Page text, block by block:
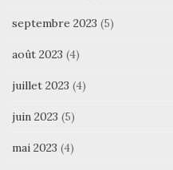
septembre 2023 (5)
août 2023 (4)
juillet 2023 (4)
juin 2023 (5)
mai 2023 (4)